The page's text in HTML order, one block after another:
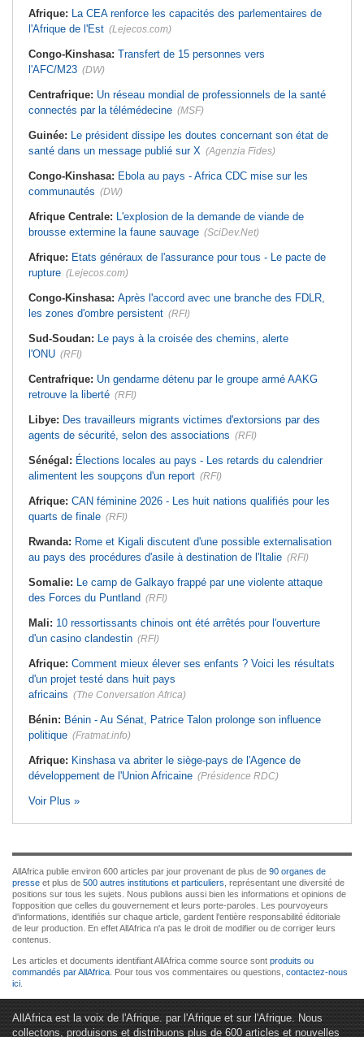
Afrique: La CEA renforce les capacités des parlementaires de
l'Afrique de l'Est (Lejecos.com)
Congo-Kinshasa: Transfert de 15 personnes vers
l'AFC/M23 (DW)
Centrafrique: Un réseau mondial de professionnels de la santé
connectés par la télémédecine (MSF)
Guinée: Le président dissipe les doutes concernant son état de
santé dans un message publié sur X (Agenzia Fides)
Congo-Kinshasa: Ebola au pays - Africa CDC mise sur les
communautés (DW)
Afrique Centrale: L'explosion de la demande de viande de
brousse extermine la faune sauvage (SciDev.Net)
Afrique: Etats généraux de l'assurance pour tous - Le pacte de
rupture (Lejecos.com)
Congo-Kinshasa: Après l'accord avec une branche des FDLR,
les zones d'ombre persistent (RFI)
Sud-Soudan: Le pays à la croisée des chemins, alerte
l'ONU (RFI)
Centrafrique: Un gendarme détenu par le groupe armé AAKG
retrouve la liberté (RFI)
Libye: Des travailleurs migrants victimes d'extorsions par des
agents de sécurité, selon des associations (RFI)
Sénégal: Élections locales au pays - Les retards du calendrier
alimentent les soupçons d'un report (RFI)
Afrique: CAN féminine 2026 - Les huit nations qualifiés pour les
quarts de finale (RFI)
Rwanda: Rome et Kigali discutent d'une possible externalisation
au pays des procédures d'asile à destination de l'Italie (RFI)
Somalie: Le camp de Galkayo frappé par une violente attaque
des Forces du Puntland (RFI)
Mali: 10 ressortissants chinois ont été arrêtés pour l'ouverture
d'un casino clandestin (RFI)
Afrique: Comment mieux élever ses enfants ? Voici les résultats
d'un projet testé dans huit pays
africains (The Conversation Africa)
Bénin: Bénin - Au Sénat, Patrice Talon prolonge son influence
politique (Fratmat.info)
Afrique: Kinshasa va abriter le siège-pays de l'Agence de
développement de l'Union Africaine (Présidence RDC)
Voir Plus »
AllAfrica publie environ 600 articles par jour provenant de plus de 90 organes de
presse et plus de 500 autres institutions et particuliers , représentant une diversité de
positions sur tous les sujets. Nous publions aussi bien les informations et opinions de
l'opposition que celles du gouvernement et leurs porte-paroles. Les pourvoyeurs
d'informations, identifiés sur chaque article, gardent l'entière responsabilité éditoriale
de leur production. En effet AllAfrica n'a pas le droit de modifier ou de corriger leurs
contenus.
Les articles et documents identifiant AllAfrica comme source sont produits ou
commandés par AllAfrica . Pour tous vos commentaires ou questions, contactez-nous
ici
AllAfrica est la voix de l'Afrique. par l'Afrique et sur l'Afrique. Nous
collectons, produisons et distribuons plus de 600 articles et nouvelles